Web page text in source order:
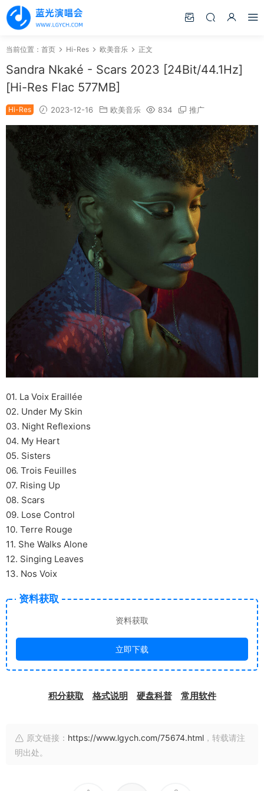
当前位置： 首页 Hi-Res 欧美音乐 正文
Sandra Nkaké - Scars 2023 [24Bit/44.1Hz]
[Hi-Res Flac 577MB]
Hi-Res 2023-12-16 欧美音乐 834 推广
01. La Voix Eraillée
02. Under My Skin
03. Night Reflexions
04. My Heart
05. Sisters
06. Trois Feuilles
07. Rising Up
08. Scars
09. Lose Control
10. Terre Rouge
11. She Walks Alone
12. Singing Leaves
13. Nos Voix
资料获取
资料获取
立即下载
积分获取 格式说明 硬盘科普 常用软件
原文链接： https://www.lgych.com/75674.html ，转载请注
明出处。